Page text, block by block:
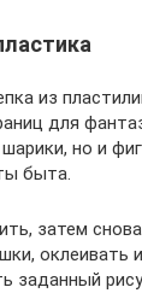
из
для
но и
быта.
затем снова
оклеивать
заданный